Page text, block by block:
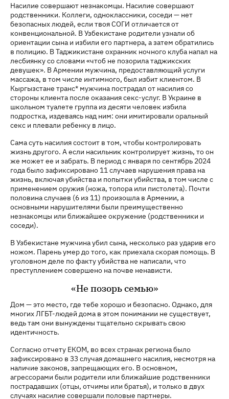
Насилие совершают незнакомцы. Насилие совершают
родственники. Коллеги, одноклассники, соседи — нет
безопасных людей, если твоя СОГИ отличается от
конвенциональной. В Узбекистане родители узнали об
ориентации сына и избили его партнера, а затем обратились
в полицию. В Таджикистане охранник ночного клуба напал на
лесбиянку со словами «чтоб не позорила таджикских
девушек». В Армении мужчина, предоставляющий услуги
массажа, в том числе интимного, был избит клиентом. В
Кыргызстане транс* мужчина пострадал от насилия со
стороны клиента после оказания секс-услуг. В Украине в
школьном туалете группа из десяти человек избила
подростка, издеваясь над ним: они имитировали оральный
секс и плевали ребенку в лицо.
Сама суть насилия состоит в том, чтобы контролировать
жизнь другого. А если насильник контролирует жизнь, то он
же может ее и забрать. В период с января по сентябрь 2024
года было зафиксировано 11 случаев нарушения права на
жизнь, включая убийства и попытки убийства, в том числе с
применением оружия (ножа, топора или пистолета). Почти
половина случаев (6 из 11) произошла в Армении, а
основными нарушителями были преимущественно
незнакомцы или ближайшее окружение (родственники и
соседи).
В Узбекистане мужчина убил сына, несколько раз ударив его
ножом. Парень умер до того, как приехала скорая помощь. В
уголовном деле по факту убийства не написали, что
преступлением совершено на почве ненависти.
«Не позорь семью»
Дом — это место, где тебе хорошо и безопасно. Однако, для
многих ЛГБТ-людей дома в этом понимании не существует,
ведь там они вынуждены тщательно скрывать свою
идентичность.
Согласно отчету ЕКОМ, во всех странах региона было
зафиксировано в 33 случая домашнего насилия, несмотря на
наличие законов, запрещающих его. В основном,
агрессорами были родители или ближайшие родственники
пострадавших (отцы, отчимы или братья), и только в двух
случаях насилие совершали половые партнеры.